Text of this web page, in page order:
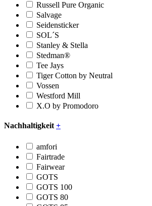
Russell Pure Organic
Salvage
Seidensticker
SOL´S
Stanley & Stella
Stedman®
Tee Jays
Tiger Cotton by Neutral
Vossen
Westford Mill
X.O by Promodoro
Nachhaltigkeit+
amfori
Fairtrade
Fairwear
GOTS
GOTS 100
GOTS 80